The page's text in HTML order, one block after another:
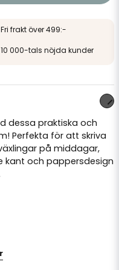
Fri frakt över 499:-
10 000-tals nöjda kunder
dessa praktiska och
Perfekta för att skriva
på middagar,
kant och pappersdesign